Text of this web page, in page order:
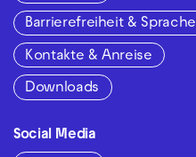
Barrierefreiheit & Sprache
Kontakte & Anreise
Downloads
Social Media